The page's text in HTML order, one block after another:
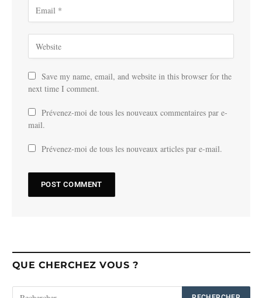
Save my name, email, and website in this browser for the
next time I comment.
Prévenez-moi de tous les nouveaux commentaires par e-
mail.
Prévenez-moi de tous les nouveaux articles par e-mail.
QUE CHERCHEZ VOUS ?